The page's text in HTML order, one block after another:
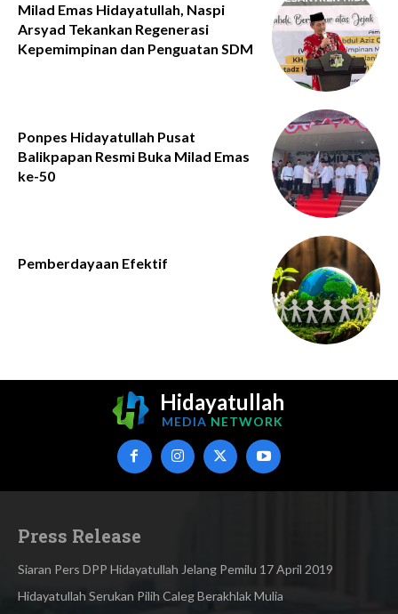
Milad Emas Hidayatullah, Naspi
Arsyad Tekankan Regenerasi
Kepemimpinan dan Penguatan SDM
Ponpes Hidayatullah Pusat
Balikpapan Resmi Buka Milad Emas
ke-50
Pemberdayaan Efektif
Hidayatullah
MEDIA NETWORK
Press Release
Siaran Pers DPP Hidayatullah Jelang Pemilu 17 April 2019
Hidayatullah Serukan Pilih Caleg Berakhlak Mulia